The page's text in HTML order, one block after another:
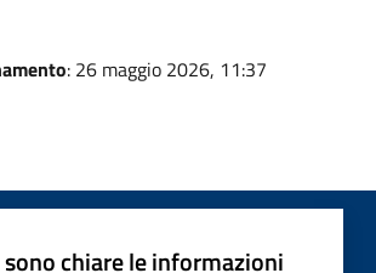
: 26 maggio 2026, 11:37
chiare le informazioni